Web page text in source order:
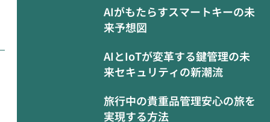
AIがもたらすスマートキーの未
来予想図
AIとIoTが変革する鍵管理の未
来セキュリティの新潮流
旅行中の貴重品管理安心の旅を
実現する方法